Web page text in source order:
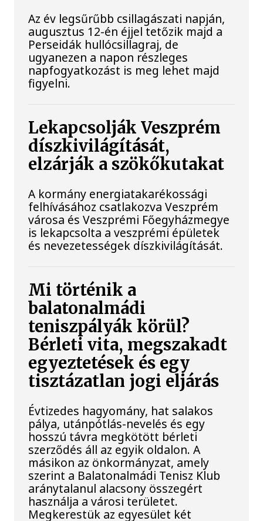
Az év legsűrűbb csillagászati napján,
augusztus 12-én éjjel tetőzik majd a
Perseidák hullócsillagraj, de
ugyanezen a napon részleges
napfogyatkozást is meg lehet majd
figyelni.
Lekapcsolják Veszprém
díszkivilágítását,
elzárják a szökőkutakat
A kormány energiatakarékossági
felhívásához csatlakozva Veszprém
városa és Veszprémi Főegyházmegye
is lekapcsolta a veszprémi épületek
és nevezetességek díszkivilágítását.
Mi történik a
balatonalmádi
teniszpályák körül?
Bérleti vita, megszakadt
egyeztetések és egy
tisztázatlan jogi eljárás
Évtizedes hagyomány, hat salakos
pálya, utánpótlás-nevelés és egy
hosszú távra megkötött bérleti
szerződés áll az egyik oldalon. A
másikon az önkormányzat, amely
szerint a Balatonalmádi Tenisz Klub
aránytalanul alacsony összegért
használja a városi területet.
Megkerestük az egyesület két